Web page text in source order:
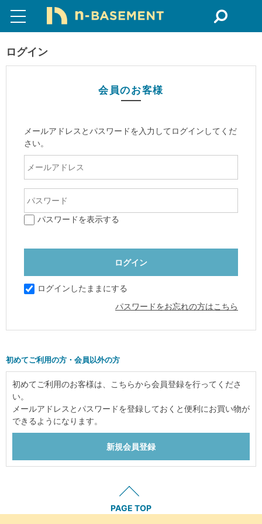
ログイン
会員のお客様
メールアドレスとパスワードを入力してログインしてくだ
さい。
パスワードを表示する
ログインしたままにする
パスワードをお忘れの方はこちら
初めてご利用の方・会員以外の方
初めてご利用のお客様は、こちらから会員登録を行ってくださ
い。
メールアドレスとパスワードを登録しておくと便利にお買い物が
できるようになります。
PAGE TOP